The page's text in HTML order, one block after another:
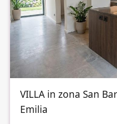
VILLA in zona San
Emilia